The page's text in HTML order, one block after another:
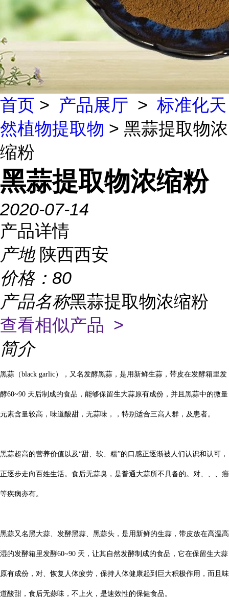
首页 > 产品展厅 > 标准化天
然植物提取物 > 黑蒜提取物浓
缩粉
黑蒜提取物浓缩粉
2020-07-14
产品详情
产地 陕西西安
价格： 80
产品名称黑蒜提取物浓缩粉
查看相似产品 >
简介
黑蒜（black garlic），又名发酵黑蒜 ，是用新鲜生蒜，带皮在发酵箱里发
酵60~90 天后制成的食品，能够保留生大蒜原有成份，并且黑蒜中的微量
元素含量较高，味道酸甜，无蒜味，，特别适合三高人群，及患者。
黑蒜超高的营养价值以及“甜、软、糯”的口感正逐渐被人们认识和认可，
正逐步走向百姓生活。食后无蒜臭，是普通大蒜所不具备的。对、 、 、 癌
等疾病亦有。
黑蒜又名黑大蒜、发酵黑蒜、 黑蒜头 ，是用新鲜的生蒜，带皮放在高温高
湿的发酵箱里发酵60~90 天，让其自然发酵制成的食品，它在保留生大蒜
原有成份，对、恢复人体疲劳，保持人体健康起到巨大积极作用，而且味
道酸甜，食后无蒜味，不上火，是速效性的保健食品。